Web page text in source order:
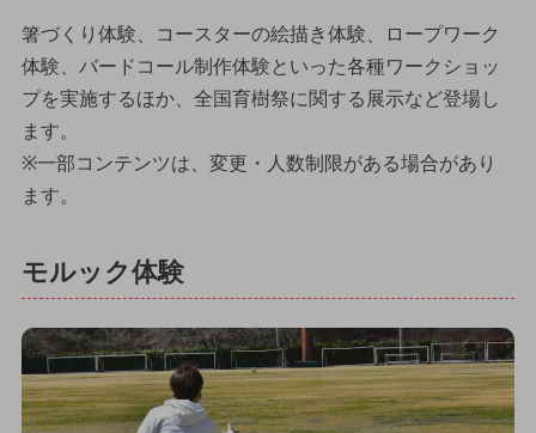
箸づくり体験、コースターの絵描き体験、ロープワーク
体験、バードコール制作体験といった各種ワークショッ
プを実施するほか、全国育樹祭に関する展示など登場し
ます。
※一部コンテンツは、変更・人数制限がある場合があり
ます。
モルック体験